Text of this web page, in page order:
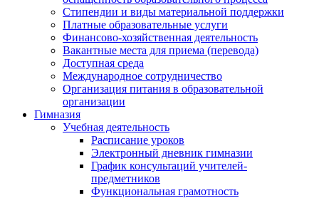
Стипендии и виды материальной поддержки
Платные образовательные услуги
Финансово-хозяйственная деятельность
Вакантные места для приема (перевода)
Доступная среда
Международное сотрудничество
Организация питания в образовательной
организации
Гимназия
Учебная деятельность
Расписание уроков
Электронный дневник гимназии
График консультаций учителей-
предметников
Функциональная грамотность